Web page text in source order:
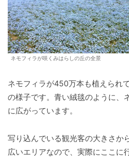
ネモフィラが咲くみはらしの丘の全景
ネモフィラが450万本も植えられ
の様子です。青い絨毯のように、
に広がっています。
写り込んでいる観光客の大きさか
広いエリアなので、実際にここに